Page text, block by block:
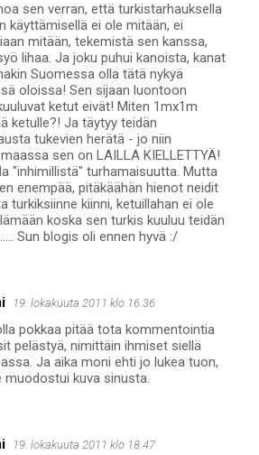
sen verran, että turkistarhauksella
käyttämisellä ei ole mitään, ei
mitään, tekemistä sen kanssa,
lihaa. Ja joku puhui kanoista, kanat
Suomessa olla tätä nykyä
oloissa! Sen sijaan luontoon
ketut eivät! Miten 1mx1m
ketulle?! Ja täytyy teidän
tukevien herätä - jo niin
sen on LAILLA KIELLETTYÄ!
"inhimillistä" turhamaisuutta. Mutta
enempää, pitäkäähän hienot neidit
turkiksiinne kiinni, ketuillahan ei ole
koska sen turkis kuuluu teidän
Sun blogis oli ennen hyvä :/
19. lokakuuta 2011 klo 16.36
pokkaa pitää tota kommentointia
pelästyä, nimittäin ihmiset siellä
Ja aika moni ehti jo lukea tuon,
muodostui kuva sinusta.
19. lokakuuta 2011 klo 18.47